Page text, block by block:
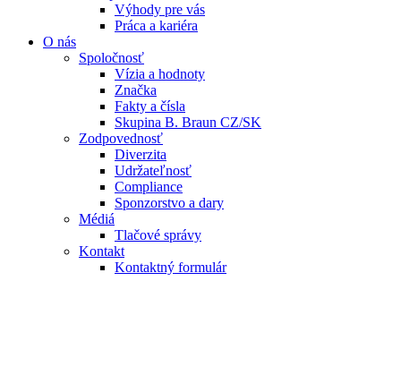
Výhody pre vás
Práca a kariéra
O nás
Spoločnosť
Vízia a hodnoty
Značka
Fakty a čísla
Skupina B. Braun CZ/SK
Zodpovednosť
Diverzita
Udržateľnosť
Compliance
Sponzorstvo a dary
Médiá
Tlačové správy
Kontakt
Kontaktný formulár